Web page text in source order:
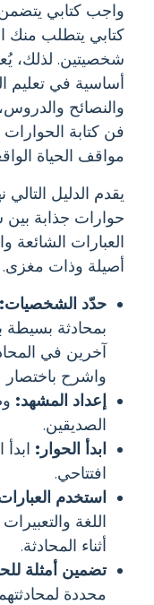
واجب كتابي
كتابي يتطلب منك
شخصيتين. لذلك،
أساسية في تعليم
والنصائح
فن كتابة
مواقف الحياة
يقدم الدليل
حوارات جذابة
العبارات الشائعة
أصيلة وذات مغزى.
حدّد الشخصيات:
بمحادثة
آخرين في
واشرح باختصار
إعداد المشهد:
الصديقين.
ابدأ الحوار:
افتتاحي.
استخدم
اللغة
أثناء المحادثة.
تضمين أمثلة
محددة